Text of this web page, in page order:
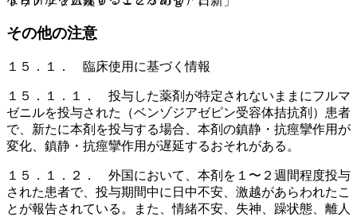
その他の注意
１５．１． 臨床使用に基づく情報
１５．１．１． 投与した薬剤が特定されないままにフルマ
ゼニルを投与された（ベンゾジアゼピン受容体拮抗剤）患者
で、新たに本剤を投与する場合、本剤の鎮静・抗痙攣作用が
変化、鎮静・抗痙攣作用が遅延するおそれがある。
１５．１．２． 外国において、本剤を１〜２週間程度投与
された患者で、投与期間中に日中不安、激越があらわれたこ
とが報告されている。また、情緒不安、失神、躁状態、離人